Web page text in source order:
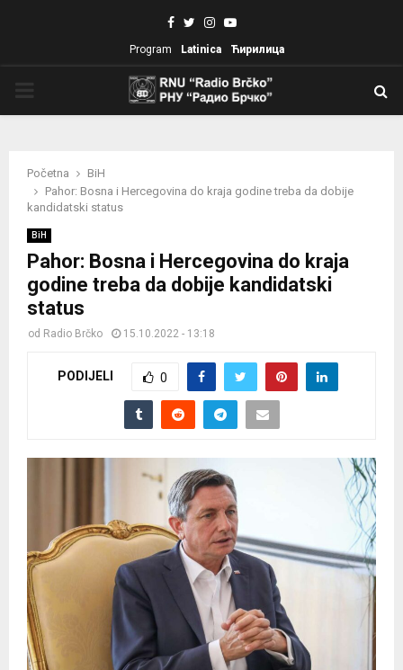
Facebook
TwitterInstagram
Youtube
Program Latinica Ћирилица
Početna
BiH
Pahor: Bosna i Hercegovina do kraja godine treba da dobije
kandidatski status
BiH
Pahor: Bosna i Hercegovina do kraja
godine treba da dobije kandidatski
status
od Radio Brčko 15.10.2022 - 13:18
PODIJELI 0